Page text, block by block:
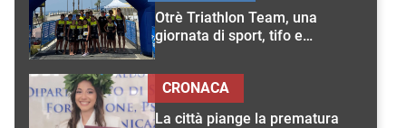
Otrè Triathlon Team, una
giornata di sport, tifo e
La città piange la prematura
CRONACA